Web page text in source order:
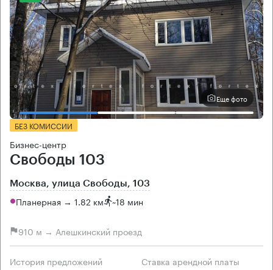
Еще фото
БЕЗ КОМИССИИ
Бизнес-центр
Свободы 103
Москва, улица Свободы, 103
Планерная → 1.82 км ~18 мин
910 м → Алешкинский проезд
История предложений Ставка арендной платы